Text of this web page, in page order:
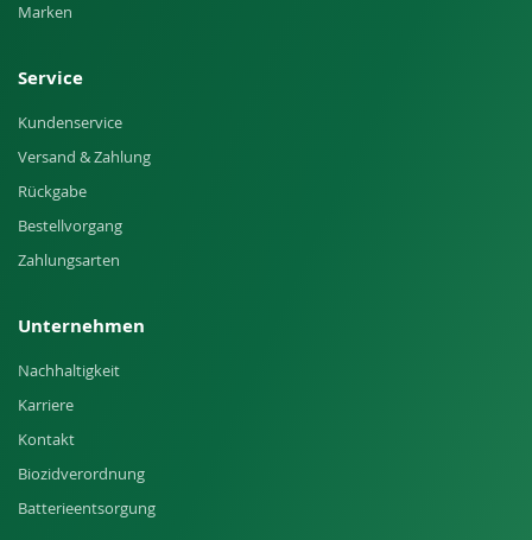
Marken
Service
Kundenservice
Versand & Zahlung
Rückgabe
Bestellvorgang
Zahlungsarten
Unternehmen
Nachhaltigkeit
Karriere
Kontakt
Biozidverordnung
Batterieentsorgung